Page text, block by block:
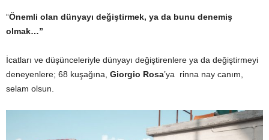
“Önemli olan dünyayı değiştirmek, ya da bunu denemiş
olmak…”
İcatları ve düşünceleriyle dünyayı değiştirenlere ya da değiştirmeyi
deneyenlere; 68 kuşağına, Giorgio Rosa’ya rinna nay canım,
selam olsun.